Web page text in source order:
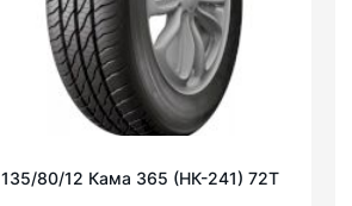
135/80/12 Кама 365 (НК-241) 72T